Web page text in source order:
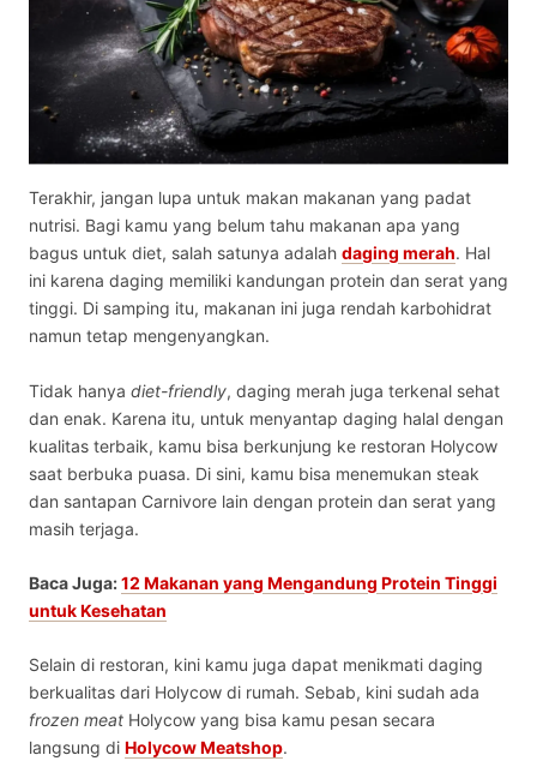
Terakhir, jangan lupa untuk makan makanan yang padat
nutrisi. Bagi kamu yang belum tahu makanan apa yang
bagus untuk diet, salah satunya adalah daging merah. Hal
ini karena daging memiliki kandungan protein dan serat yang
tinggi. Di samping itu, makanan ini juga rendah karbohidrat
namun tetap mengenyangkan.
Tidak hanya diet-friendly, daging merah juga terkenal sehat
dan enak. Karena itu, untuk menyantap daging halal dengan
kualitas terbaik, kamu bisa berkunjung ke restoran Holycow
saat berbuka puasa. Di sini, kamu bisa menemukan steak
dan santapan Carnivore lain dengan protein dan serat yang
masih terjaga.
Baca Juga:12 Makanan yang Mengandung Protein Tinggi
untuk Kesehatan
Selain di restoran, kini kamu juga dapat menikmati daging
berkualitas dari Holycow di rumah. Sebab, kini sudah ada
frozen meat Holycow yang bisa kamu pesan secara
langsung di Holycow Meatshop.